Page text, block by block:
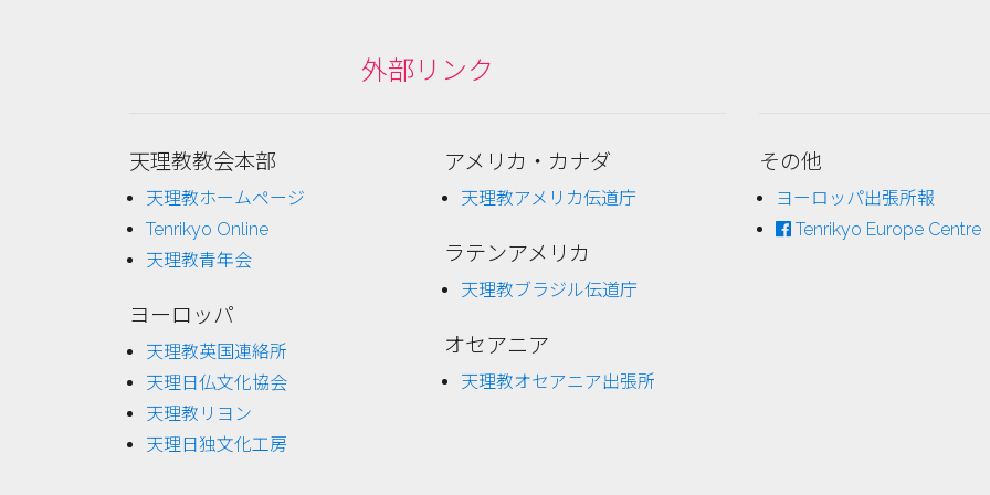
外部リンク
天理教教会本部
天理教ホームページ
Tenrikyo Online
天理教青年会
ヨーロッパ
天理教英国連絡所
天理日仏文化協会
天理教リヨン
天理日独文化工房
アメリカ・カナダ
天理教アメリカ伝道庁
ラテンアメリカ
天理教ブラジル伝道庁
オセアニア
天理教オセアニア出張所
その他
ヨーロッパ出張所報
Tenrikyo Europe Centre